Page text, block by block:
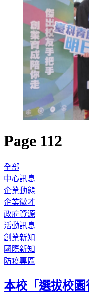
Page 112
全部
中心訊息
企業動態
企業徵才
政府資源
活動訊息
創業新知
國際新知
防疫專區
本校「選拔校